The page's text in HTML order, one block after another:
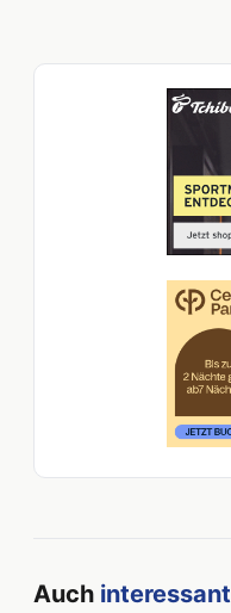
Auch interessant